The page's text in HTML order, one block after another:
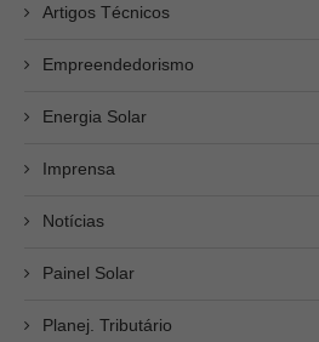
Artigos Técnicos
Empreendedorismo
Energia Solar
Imprensa
Notícias
Painel Solar
Planej. Tributário